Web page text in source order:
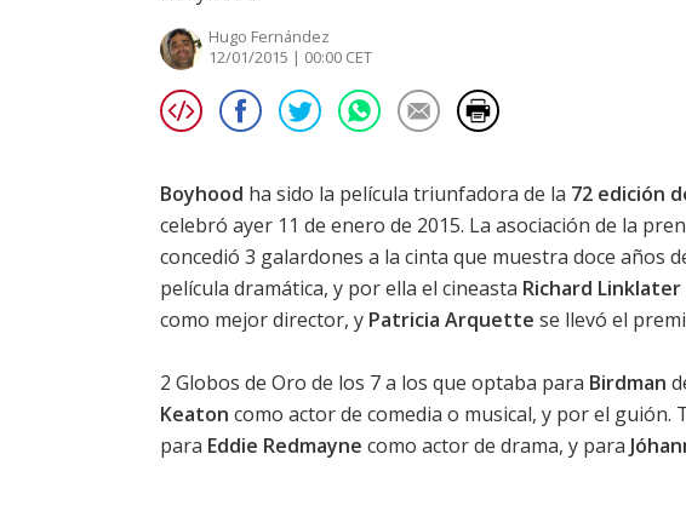
Hugo Fernández
12/01/2015 | 00:00 CET
Boyhood ha sido la película triunfadora de la 72 edición
celebró ayer 11 de enero de 2015. La asociación de la
concedió 3 galardones a la cinta que muestra doce años
película dramática, y por ella el cineasta Richard Linklater
como mejor director, y Patricia Arquette se llevó el
2 Globos de Oro de los 7 a los que optaba para Birdman
Keaton como actor de comedia o musical, y por el guión.
para Eddie Redmayne como actor de drama, y para